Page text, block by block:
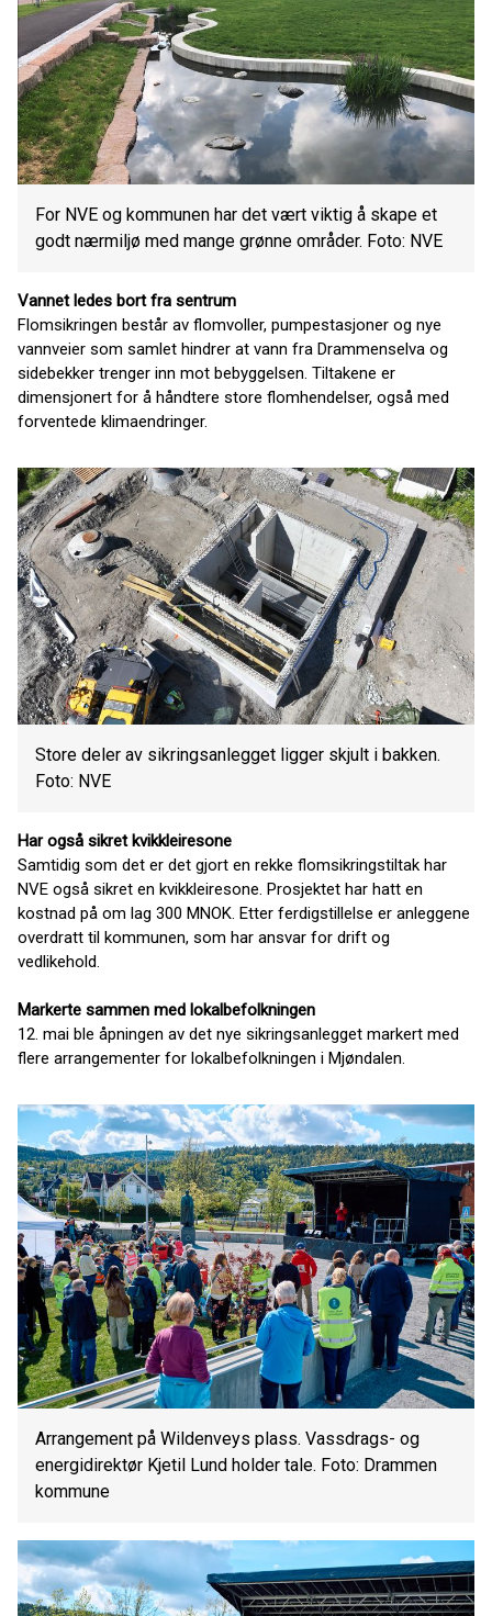
For NVE og kommunen har det vært viktig å skape et
godt nærmiljø med mange grønne områder. Foto: NVE
Vannet ledes bort fra sentrum
Flomsikringen består av flomvoller, pumpestasjoner og nye
vannveier som samlet hindrer at vann fra Drammenselva og
sidebekker trenger inn mot bebyggelsen. Tiltakene er
dimensjonert for å håndtere store flomhendelser, også med
forventede klimaendringer.
Store deler av sikringsanlegget ligger skjult i bakken.
Foto: NVE
Har også sikret kvikkleiresone
Samtidig som det er det gjort en rekke flomsikringstiltak har
NVE også sikret en kvikkleiresone. Prosjektet har hatt en
kostnad på om lag 300 MNOK. Etter ferdigstillelse er anleggene
overdratt til kommunen, som har ansvar for drift og
vedlikehold.
Markerte sammen med lokalbefolkningen
12. mai ble åpningen av det nye sikringsanlegget markert med
flere arrangementer for lokalbefolkningen i Mjøndalen.
Arrangement på Wildenveys plass. Vassdrags- og
energidirektør Kjetil Lund holder tale. Foto: Drammen
kommune